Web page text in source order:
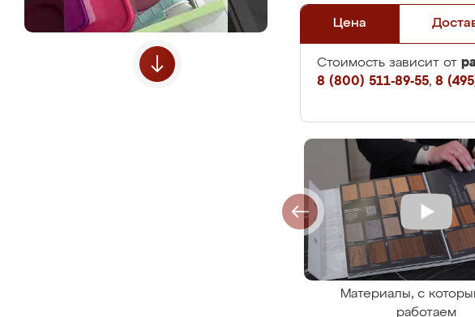
Цена
Стоимость зависит от
8 (800) 511-89-55, 8
Материалы, с
работаем